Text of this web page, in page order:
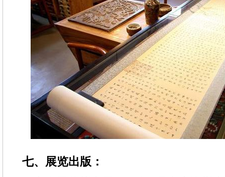
七、展览出版：